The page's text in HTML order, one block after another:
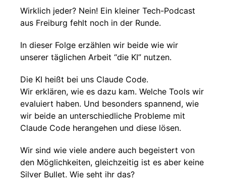
Wirklich jeder? Nein! Ein kleiner Tech-Podcast
aus Freiburg fehlt noch in der Runde.
In dieser Folge erzählen wir beide wie wir
unserer täglichen Arbeit “die KI” nutzen.
Die KI heißt bei uns Claude Code.
Wir erklären, wie es dazu kam. Welche Tools wir
evaluiert haben. Und besonders spannend, wie
wir beide an unterschiedliche Probleme mit
Claude Code herangehen und diese lösen.
Wir sind wie viele andere auch begeistert von
den Möglichkeiten, gleichzeitig ist es aber keine
Silver Bullet. Wie seht ihr das?